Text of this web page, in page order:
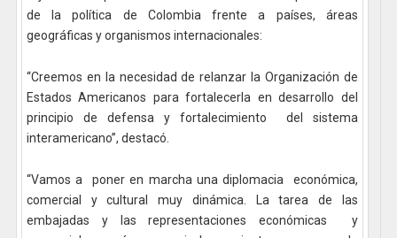
de la política de Colombia frente a países, áreas
geográficas y organismos internacionales:
“Creemos en la necesidad de relanzar la Organización de
Estados Americanos para fortalecerla en desarrollo del
principio de defensa y fortalecimiento del sistema
interamericano”, destacó.
“Vamos a poner en marcha una diplomacia económica,
comercial y cultural muy dinámica. La tarea de las
embajadas y las representaciones económicas y